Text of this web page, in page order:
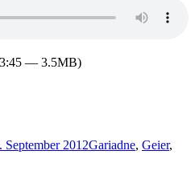
— 3.5MB)
September 2012Gariadne, Geier,